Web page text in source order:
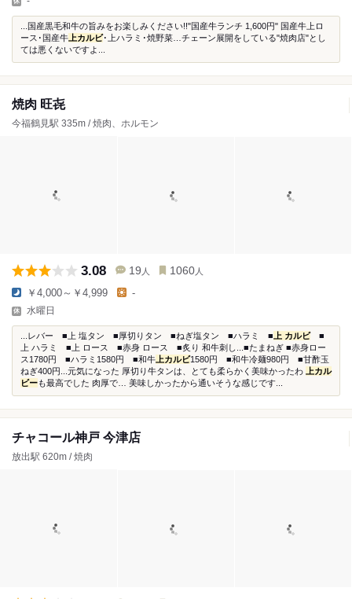
...国産黒毛和牛の旨みをお楽しみください!!"国産牛ランチ 1,600円" 国産牛上ロ
ース･国産牛 上カルビ･上ハラミ･焼野菜…チェーン展開をしている"焼肉店"とし
ては悪くないですよ...
焼肉 旺㐂
今福鶴見駅 335m / 焼肉、ホルモン
3.08 19 人 1060 人
￥4,000～￥4,999 -
水曜日
...レバー ■上 塩タン ■厚切りタン ■ねぎ塩タン ■ハラミ ■ 上 カルビ■
上 ハラミ ■上 ロース ■赤身 ロース ■炙り 和牛刺し...■たまねぎ ■赤身ロー
ス1780円 ■ハラミ1580円 ■和牛 上カルビ1580円 ■和牛冷麺980円 ■甘酢玉
ねぎ400円...元気になった 厚切り牛タンは、とても柔らかく美味かったわ
上カル
ビーも最高でした 肉厚で… 美味しかったから通いそうな感じです...
チャコール神戸 今津店
放出駅 620m / 焼肉